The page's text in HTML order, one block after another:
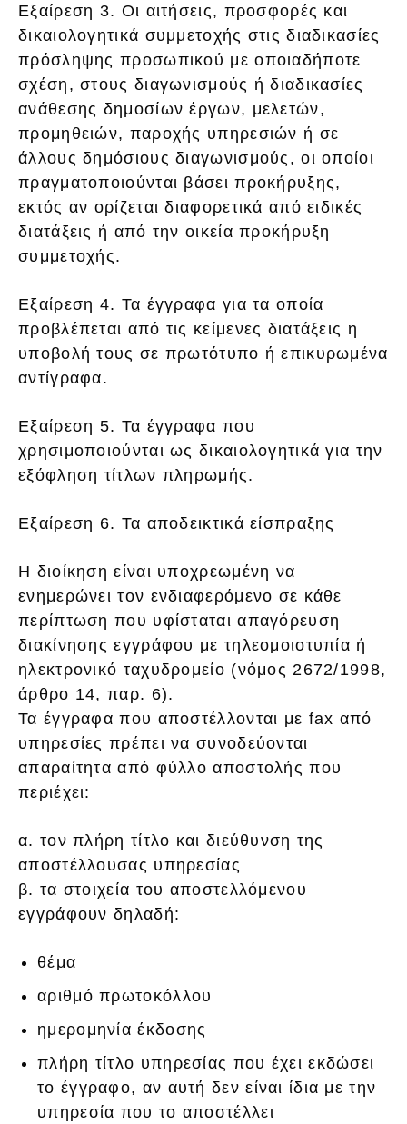
Εξαίρεση 3. Οι αιτήσεις, προσφορές και
δικαιολογητικά συμμετοχής στις διαδικασίες
πρόσληψης προσωπικού με οποιαδήποτε
σχέση, στους διαγωνισμούς ή διαδικασίες
ανάθεσης δημοσίων έργων, μελετών,
προμηθειών, παροχής υπηρεσιών ή σε
άλλους δημόσιους διαγωνισμούς, οι οποίοι
πραγματοποιούνται βάσει προκήρυξης,
εκτός αν ορίζεται διαφορετικά από ειδικές
διατάξεις ή από την οικεία προκήρυξη
συμμετοχής.
Εξαίρεση 4. Τα έγγραφα για τα οποία
προβλέπεται από τις κείμενες διατάξεις η
υποβολή τους σε πρωτότυπο ή επικυρωμένα
αντίγραφα.
Εξαίρεση 5. Τα έγγραφα που
χρησιμοποιούνται ως δικαιολογητικά για την
εξόφληση τίτλων πληρωμής.
Εξαίρεση 6. Τα αποδεικτικά είσπραξης
Η διοίκηση είναι υποχρεωμένη να
ενημερώνει τον ενδιαφερόμενο σε κάθε
περίπτωση που υφίσταται απαγόρευση
διακίνησης εγγράφου με τηλεομοιοτυπία ή
ηλεκτρονικό ταχυδρομείο (νόμος 2672/1998,
άρθρο 14, παρ. 6).
Τα έγγραφα που αποστέλλονται με fax από
υπηρεσίες πρέπει να συνοδεύονται
απαραίτητα από φύλλο αποστολής που
περιέχει:
α. τον πλήρη τίτλο και διεύθυνση της
αποστέλλουσας υπηρεσίας
β. τα στοιχεία του αποστελλόμενου
εγγράφουν δηλαδή:
θέμα
αριθμό πρωτοκόλλου
ημερομηνία έκδοσης
πλήρη τίτλο υπηρεσίας που έχει εκδώσει
το έγγραφο, αν αυτή δεν είναι ίδια με την
υπηρεσία που το αποστέλλει